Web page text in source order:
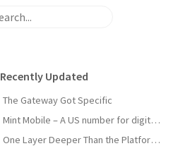
Recently Updated
The Gateway Got Specific
Mint Mobile – A US number for digital nomads
One Layer Deeper Than the Platform Can Swallow